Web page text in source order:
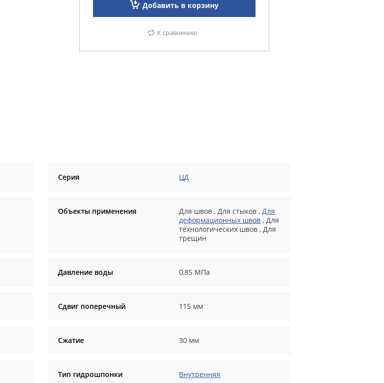
Добавить в корзину
К сравнению
Серия ЦД
Объекты применения Для швов ,Для стыков ,Для
деформационных швов ,Для
технологических швов ,Для
трещин
Давление воды 0,85 МПа
Сдвиг поперечный 115 мм
Сжатие 30 мм
Тип гидрошпонки Внутренняя